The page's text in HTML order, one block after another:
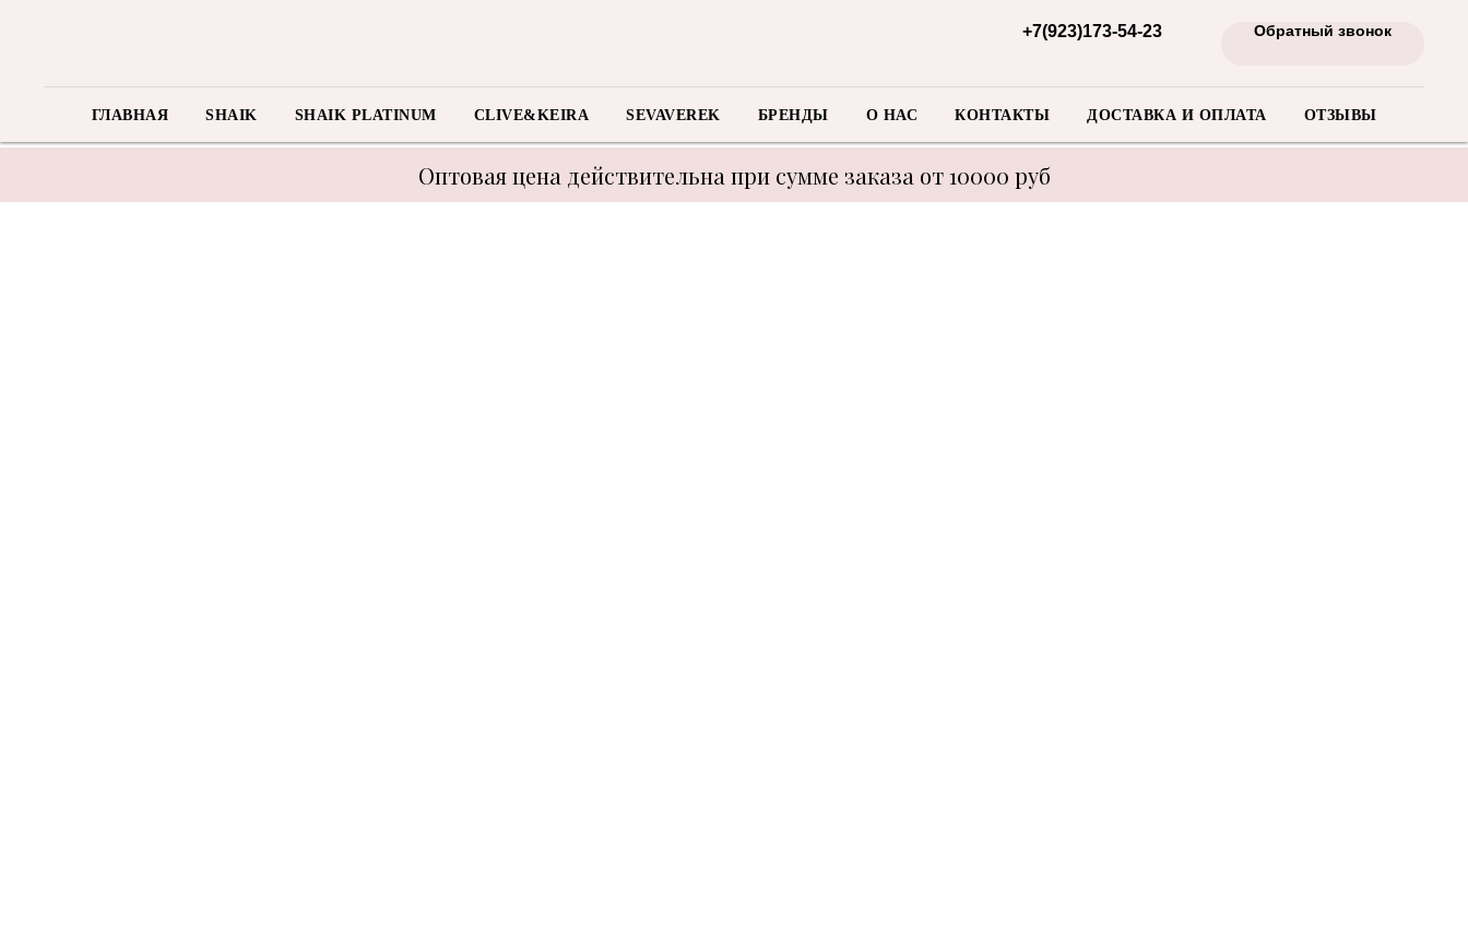
+7(923)173-54-23 Обратный звонок
ГЛАВНАЯ SHAIK SHAIK PLATINUM CLIVE&KEIRA SEVAVEREK БРЕНДЫ О НАС КОНТАКТЫ ДОСТАВКА И ОПЛАТА ОТЗЫВЫ
Оптовая цена действительна при сумме заказа от 10000 руб
В связи с техническими моментами цену уточнять у менеджера